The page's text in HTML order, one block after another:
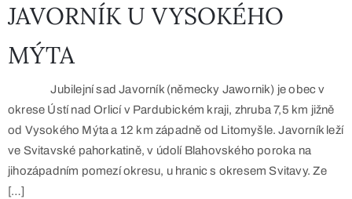
JAVORNÍK U VYSOKÉHO
MÝTA
Jubilejní sad Javorník (německy Jawornik) je obec v
okrese Ústí nad Orlicí v Pardubickém kraji, zhruba 7,5 km jižně
od Vysokého Mýta a 12 km západně od Litomyšle. Javorník leží
ve Svitavské pahorkatině, v údolí Blahovského poroka na
jihozápadním pomezí okresu, u hranic s okresem Svitavy. Ze
[…]